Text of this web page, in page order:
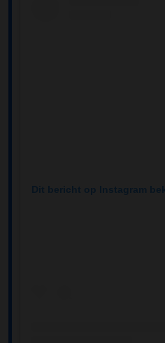
Dit bericht op Instagram